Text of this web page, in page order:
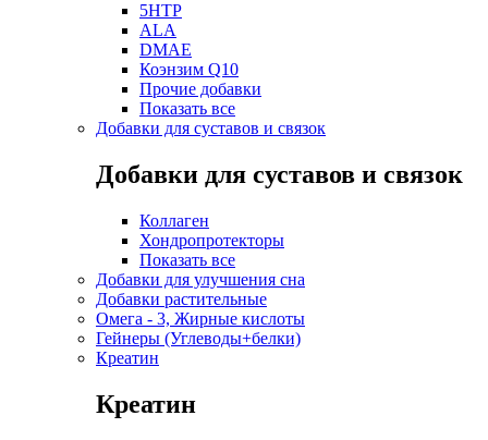
5HTP
ALA
DMAE
Коэнзим Q10
Прочие добавки
Показать все
Добавки для суставов и связок
Добавки для суставов и связок
Коллаген
Хондропротекторы
Показать все
Добавки для улучшения сна
Добавки растительные
Омега - 3, Жирные кислоты
Гейнеры (Углеводы+белки)
Креатин
Креатин